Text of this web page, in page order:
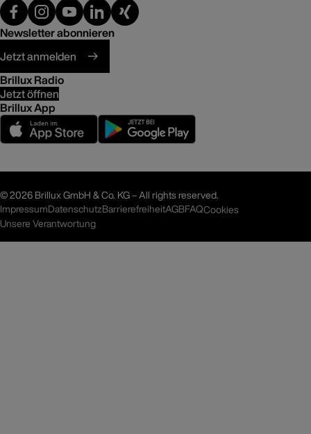
Newsletter abonnieren
Jetzt anmelden
Brillux Radio
Jetzt öffnen
Brillux App
©2026 Brillux GmbH & Co. KG – All rights reserved.
ImpressumDatenschutzBarrierefreiheitAGBFAQCookies
Unsere Verantwortung